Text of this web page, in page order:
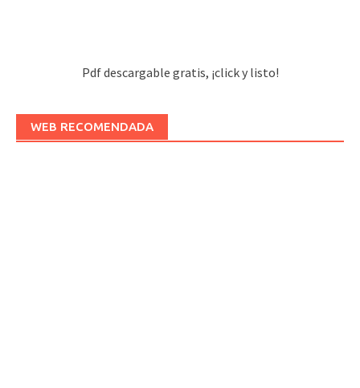
Pdf descargable gratis, ¡click y listo!
WEB RECOMENDADA